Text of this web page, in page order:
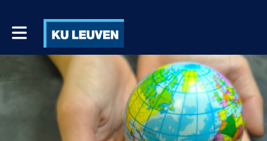
Toggle main navigation